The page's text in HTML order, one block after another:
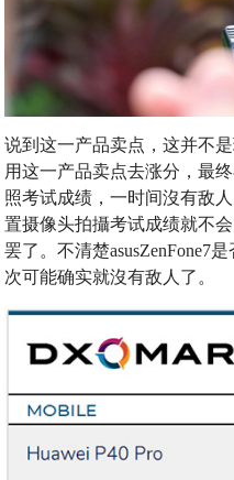
说到这一产品卖点，这并不是
用这一产品卖点去涨分，最
照考试成绩，一时间沒有敌
置摄像头拍攝考试成绩就不
罢了。不清楚asusZenFone7
次可能确实就沒有敌人了。